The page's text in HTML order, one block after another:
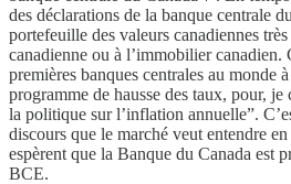
des déclarations de la banque centrale
portefeuille des valeurs canadiennes
canadienne ou à l’immobilier canadien.
premières banques centrales au monde
programme de hausse des taux, pour, je
la politique sur l’inflation annuelle”.
discours que le marché veut entendre
espèrent que la Banque du Canada est
BCE.